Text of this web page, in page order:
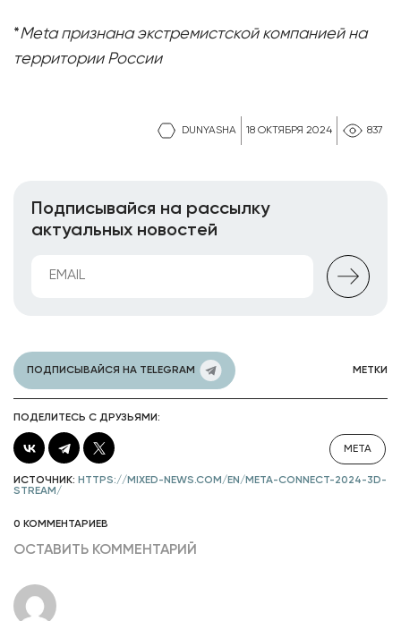
DUNYASHA 18 ОКТЯБРЯ 2024 837
*Meta признана экстремистской компанией на
территории России
Подписывайся на рассылку
актуальных новостей
ПОДПИСЫВАЙСЯ НА TELEGRAM МЕТКИ
ПОДЕЛИТЕСЬ С ДРУЗЬЯМИ:
META
ИСТОЧНИК: HTTPS://MIXED-NEWS.COM/EN/META-CONNECT-2024-3D-
STREAM/
0 КОММЕНТАРИЕВ
ОСТАВИТЬ КОММЕНТАРИЙ